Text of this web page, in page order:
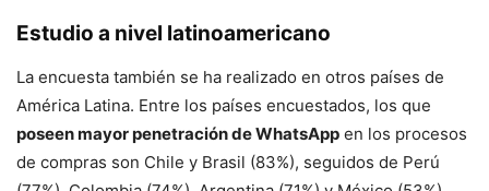
Estudio a nivel latinoamericano
La encuesta también se ha realizado en otros países de
América Latina. Entre los países encuestados, los que
poseen mayor penetración de WhatsApp en los procesos
de compras son Chile y Brasil (83%), seguidos de Perú